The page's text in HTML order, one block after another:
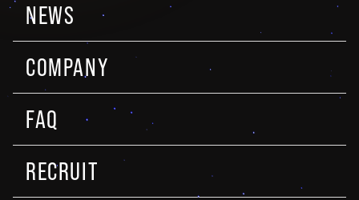
NEWS
COMPANY
FAQ
RECRUIT